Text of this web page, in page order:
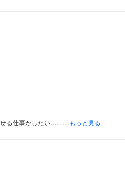
せる仕事がしたい………もっと見る